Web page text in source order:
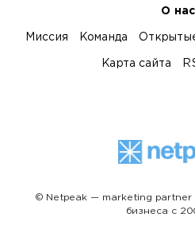
О нас
Миссия Команда
Карта сайта
© Netpeak — marketing partner
бизнеса с